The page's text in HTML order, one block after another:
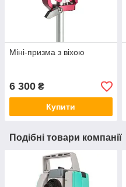
Міні-призма з віхою
6 300 ₴
Купити
Подібні товари компанії